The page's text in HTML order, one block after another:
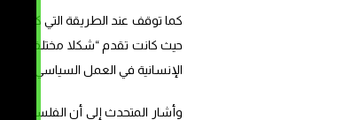
كما توقف عند الطريقة التي كانت
حيث كانت تقدم “شكلا مختلفا من
الإنسانية في العمل السياسي.
وأشار المتحدث إلى أن